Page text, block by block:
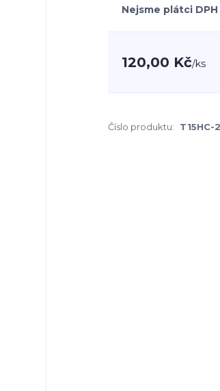
Nejsme plátci DPH
120,00 Kč/ks
Číslo produktu: T15HC-2